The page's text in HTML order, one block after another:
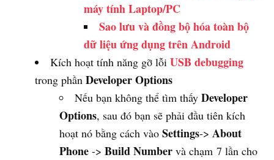
máy tính Laptop/PC
Sao lưu và đồng bộ hóa toàn bộ
dữ liệu ứng dụng trên Android
Kích hoạt tính năng gỡ lỗi USB debugging
trong phần Developer Options
Nếu bạn không thể tìm thấy Developer
Options, sau đó bạn sẽ phải đầu tiên kích
hoạt nó bằng cách vào Settings-> About
Phone -> Build Number và chạm 7 lần cho